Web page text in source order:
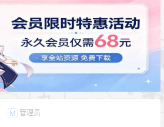
M 管理员